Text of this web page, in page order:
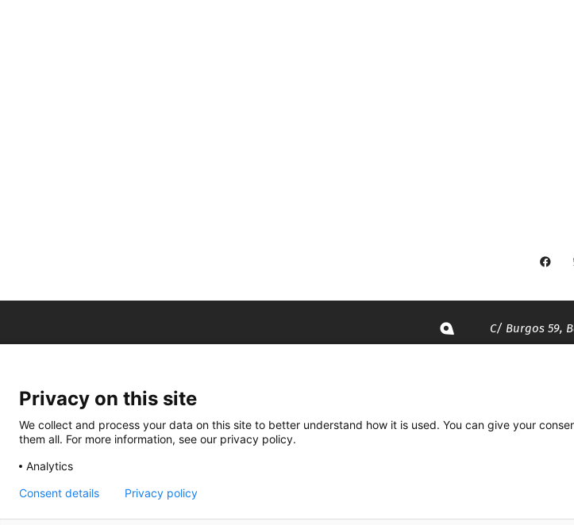
C/ Burgos 59,
935 120 481
Privacy on this site
We collect and process your data on this site to better understand how it is used. You can give your
them all. For more information, see our privacy policy.
Analytics
Consent details Privacy policy